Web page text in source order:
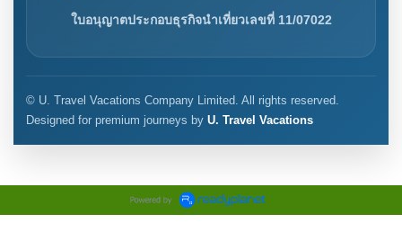
ใบอนุญาตประกอบธุรกิจนำเที่ยวเลขที่ 11/07022
© U. Travel Vacations Company Limited. All rights reserved.
Designed for premium journeys by U. Travel Vacations